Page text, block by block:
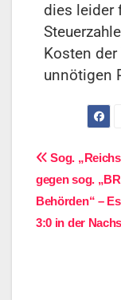
dies leider
Kosten
unnötigen
Sog.
gegen sog.
Behörden“ –
3:0 in der